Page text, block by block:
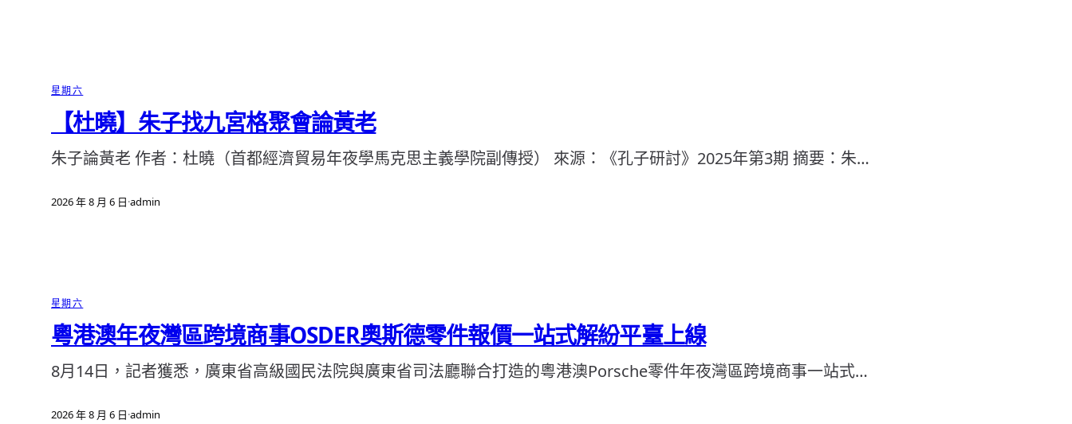
星期六
【杜曉】朱子找九宮格聚會論黃老
朱子論黃老 作者：杜曉（首都經濟貿易年夜學馬克思主義學院副傳授） 來源：《孔子研討》2025年第3期 摘要：朱…
2026 年 8 月 6 日·admin
星期六
粵港澳年夜灣區跨境商事OSDER奧斯德零件報價一站式解紛平臺上線
8月14日，記者獲悉，廣東省高級國民法院與廣東省司法廳聯合打造的粵港澳Porsche零件年夜灣區跨境商事一站式…
2026 年 8 月 6 日·admin